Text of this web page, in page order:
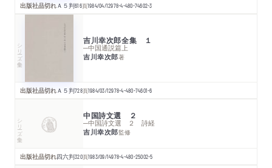
出版社品切れＡ５判616頁1984/04/12978-4-480-74602-3
シリーズ・全集 吉川幸次郎全集 １
─中国通説篇上
吉川幸次郎著
出版社品切れＡ５判728頁1984/03/12978-4-480-74601-6
シリーズ・全集 中国詩文選 ２
─中国詩文選 ２ 詩経
吉川幸次郎監修
出版社品切れ四六判320頁1983/09/14978-4-480-25002-5